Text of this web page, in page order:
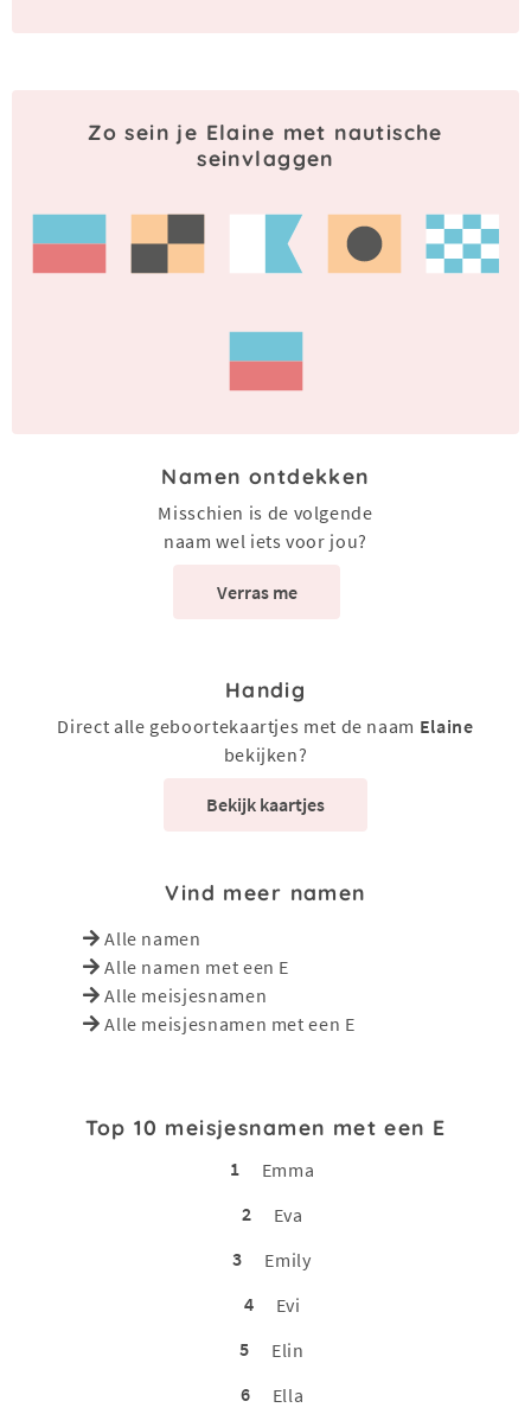
Zo sein je Elaine met nautische
seinvlaggen
Namen ontdekken
Misschien is de volgende
naam wel iets voor jou?
Verras me
Handig
Direct alle geboortekaartjes met de naam Elaine
bekijken?
Bekijk kaartjes
Vind meer namen
Alle namen
Alle namen met een E
Alle meisjesnamen
Alle meisjesnamen met een E
Top 10 meisjesnamen met een E
1
Emma
2
Eva
3
Emily
4
Evi
5
Elin
6
Ella